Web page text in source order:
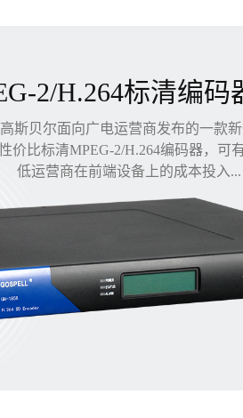
2/H.264标清编码
斯贝尔面向广电运营商发布的一款
价比标清MPEG-2/H.264编码器，可
低运营商在前端设备上的成本投入...